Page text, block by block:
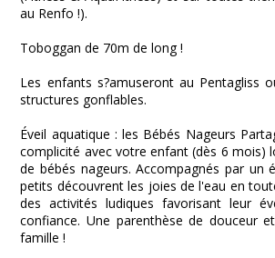
au Renfo !).
Toboggan de 70m de long !
Les enfants s?amuseront au Pentagliss
structures gonflables.
Éveil aquatique : les Bébés Nageurs
complicité avec votre enfant (dès 6 mois)
de bébés nageurs. Accompagnés par un
petits découvrent les joies de l'eau en
des activités ludiques favorisant leur
confiance. Une parenthèse de douceur
famille !